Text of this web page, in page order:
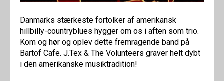
Danmarks stærkeste fortolker af amerikansk
hillbilly-countryblues hygger om os i aften som trio.
Kom og hør og oplev dette fremragende band på
Bartof Cafe. J.Tex & The Volunteers graver helt dybt
i den amerikanske musiktradition!